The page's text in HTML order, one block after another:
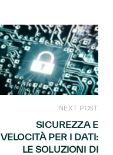
NEXT POST
SICUREZZA E
VELOCITÀ PER I DATI:
LE SOLUZIONI DI